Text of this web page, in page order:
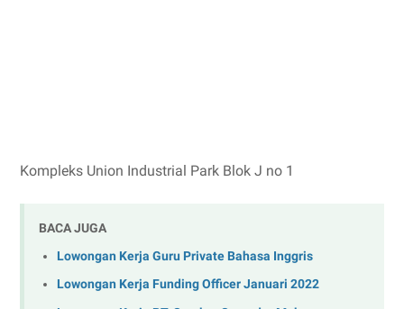
Kompleks Union Industrial Park Blok J no 1
BACA JUGA
Lowongan Kerja Guru Private Bahasa Inggris
Lowongan Kerja Funding Officer Januari 2022